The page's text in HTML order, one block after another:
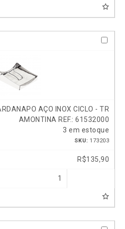
AÇO INOX CICLO - TR
AMONTINA REF.: 61532000
3 em estoque
SKU: 173203
R$135,90
1